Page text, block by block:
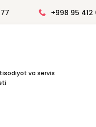
+998 95 412
va servis